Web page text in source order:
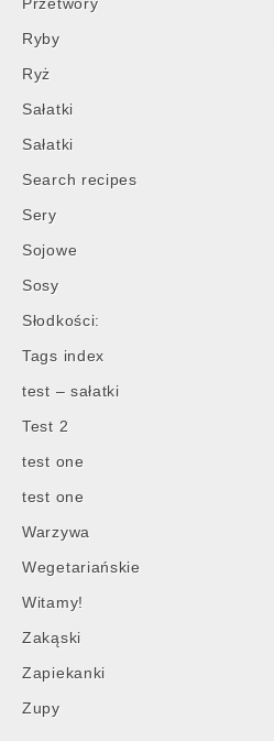
Ryby
Ryż
Sałatki
Sałatki
Search recipes
Sery
Sojowe
Sosy
Słodkości:
Tags index
test – sałatki
Test 2
test one
test one
Warzywa
Wegetariańskie
Witamy!
Zakąski
Zapiekanki
Zupy